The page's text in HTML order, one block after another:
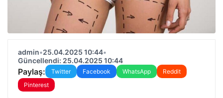
admin•25.04.2025 10:44•
Güncellendi: 25.04.2025 10:44
Paylaş: Twitter Facebook WhatsApp
Reddit
Pinterest